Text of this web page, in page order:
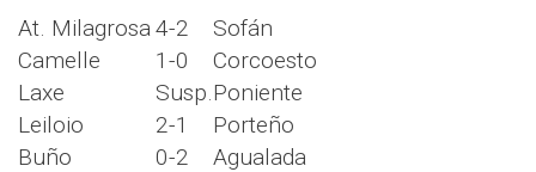
At. Milagrosa4-2
Sofán
Camelle
1-0
Corcoesto
Laxe
Susp.Poniente
Leiloio
2-1
Porteño
Buño
0-2
Agualada